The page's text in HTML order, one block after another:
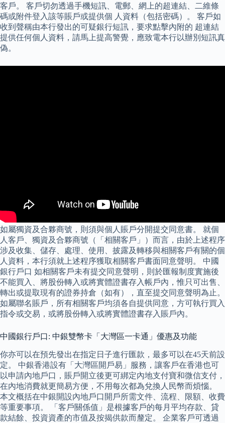
客戶。 客戶切勿透過手機短訊、電郵、網上的超連結、二維條
碼或附件登入該等賬戶或提供個 人資料（包括密碼）。 客戶如
收到聲稱由本行發出的可疑銀行短訊，要求點擊內附的 超連結
提供任何個人資料，請馬上提高警覺，應致電本行以辦別短訊真
偽。
如屬獨資及合夥商號，則須與個人賬戶分開提交同意書。 就個
人客戶、獨資及合夥商號（「相關客戶」）而言，由於上述程序
涉及收集、儲存、處理、使用、披露及轉移與相關客戶有關的個
人資料，本行須就上述程序獲取相關客戶書面同意聲明。 中國
銀行戶口 如相關客戶未有提交同意聲明，則於匯報制度實施後
不能買入、將股份轉入或將實體證書存入帳戶內，惟只可出售、
轉出或提取現有的證券持倉（如有），直至提交同意聲明為止。
如屬聯名賬戶，所有相關客戶均須各自提供同意，方可執行買入
指令或交易，或將股份轉入或將實體證書存入賬戶內。
中國銀行戶口: 中銀雙幣卡「大灣區一卡通」優惠及功能
你亦可以在預先發出在指定日子進行匯款，最多可以在45天前設
定。 中銀香港設有「大灣區開戶易」服務，讓客戶在香港也可
以申請內地戶口，賬戶開立後更可綁定內地支付寶和微信支付，
在內地消費就更簡易方便，不用每次都為兌換人民幣而煩惱。
本文概括在中銀開設內地戶口開戶所需文件、流程、限額、收費
等重要事項。 「客戶關係值」是根據客戶的每月平均存款、貸
款結餘、投資資產的市值及按揭供款而釐定。 企業客戶可透過